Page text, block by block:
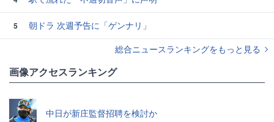
5
朝ドラ 次週予告に「ゲンナリ」
総合ニュースランキングをもっと見る
画像アクセスランキング
中日が新庄監督招聘を検討か